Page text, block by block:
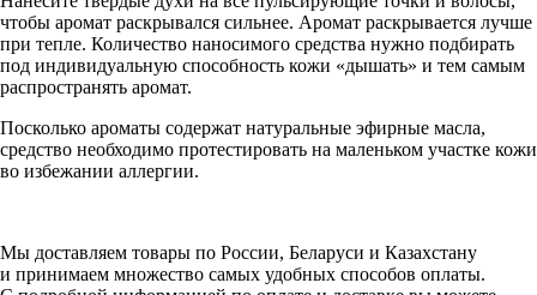
чтобы аромат раскрывался сильнее. Аромат раскрывается лучше
при тепле. Количество наносимого средства нужно подбирать
под индивидуальную способность кожи «дышать» и тем самым
распространять аромат.
Посколько ароматы содержат натуральные эфирные масла,
средство необходимо протестировать на маленьком участке кожи
во избежании аллергии.
Мы доставляем товары по России, Беларуси и Казахстану
и принимаем множество самых удобных способов оплаты.